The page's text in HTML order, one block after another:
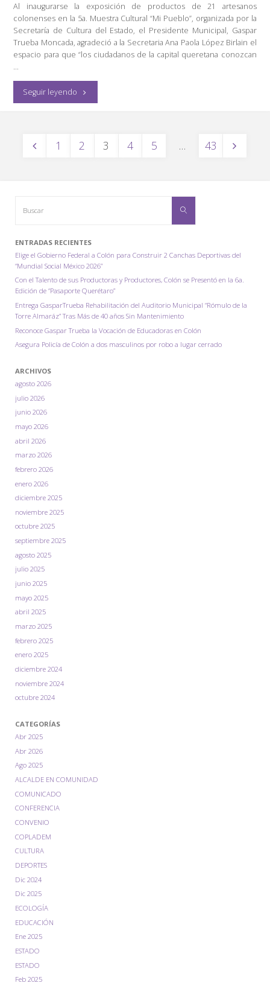
Hidráulicas
para
Agua
Al inaugurarse la exposición de productos de 21 artesanos
colonenses en la 5a. Muestra Cultural “Mi Pueblo”, organizada por la
Secretaría de Cultura del Estado, el Presidente Municipal, Gaspar
Trueba Moncada, agradeció a la Secretaria Ana Paola López Birlain el
espacio para que “los ciudadanos de la capital queretana conozcan
…
Seguir leyendo"Destaca
PAGINACIÓN
1 2 3 4 5 … 43
Buscar
ENTRADAS RECIENTES
Elige el Gobierno Federal a Colón para Construir 2 Canchas Deportivas del
“Mundial Social México 2026”
Con el Talento de sus Productoras y Productores, Colón se Presentó en la 6a.
Edición de “Pasaporte Querétaro”
Entrega GasparTrueba Rehabilitación del Auditorio Municipal “Rómulo de la
Torre Almaráz” Tras Más de 40 años Sin Mantenimiento
Reconoce Gaspar Trueba la Vocación de Educadoras en Colón
Asegura Policía de Colón a dos masculinos por robo a lugar cerrado
ARCHIVOS
agosto 2026
julio 2026
junio 2026
mayo 2026
abril 2026
marzo 2026
febrero 2026
enero 2026
diciembre 2025
noviembre 2025
octubre 2025
septiembre 2025
agosto 2025
julio 2025
junio 2025
mayo 2025
abril 2025
marzo 2025
febrero 2025
enero 2025
diciembre 2024
noviembre 2024
octubre 2024
CATEGORÍAS
Abr 2025
Abr 2026
Ago 2025
ALCALDE EN COMUNIDAD
COMUNICADO
CONFERENCIA
CONVENIO
COPLADEM
CULTURA
DEPORTES
Dic 2024
Dic 2025
ECOLOGÍA
EDUCACIÓN
Ene 2025
ESTADO
ESTADO
Feb 2025